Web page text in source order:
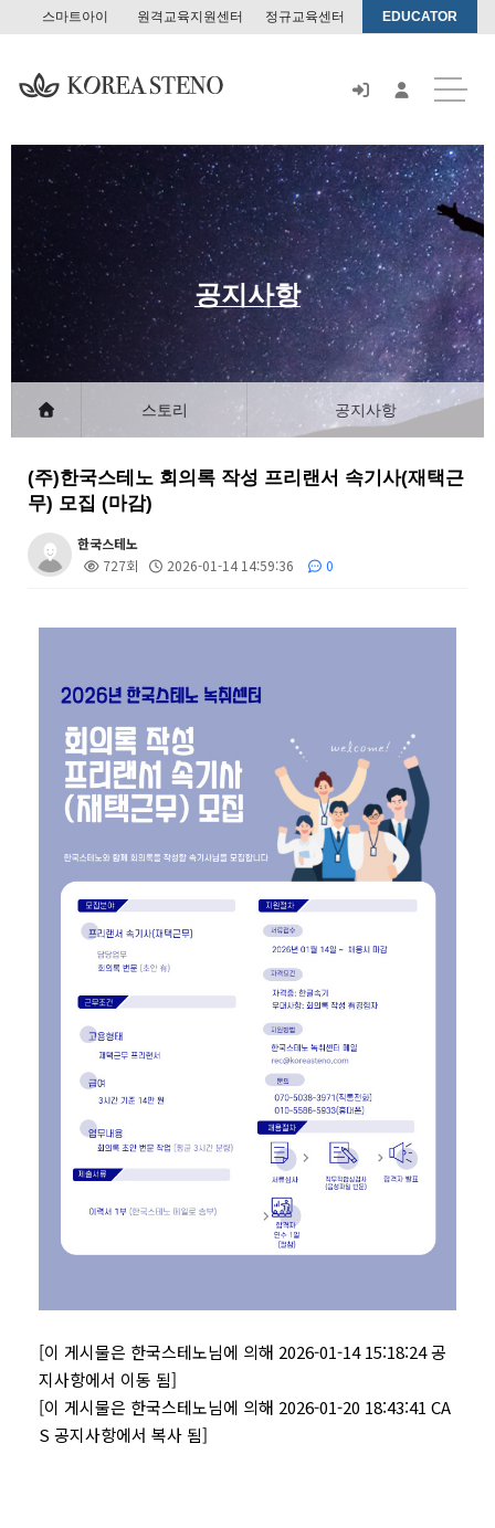
스마트아이 원격교육지원센터 정규교육센터 EDUCATOR
공지사항
스토리 공지사항
(주)한국스테노 회의록 작성 프리랜서 속기사(재택근
무) 모집 (마감)
한국스테노
727회
2026-01-14 14:59:36 0
[이 게시물은 한국스테노님에 의해 2026-01-14 15:18:24 공
지사항에서 이동 됨]
[이 게시물은 한국스테노님에 의해 2026-01-20 18:43:41 CA
S 공지사항에서 복사 됨]